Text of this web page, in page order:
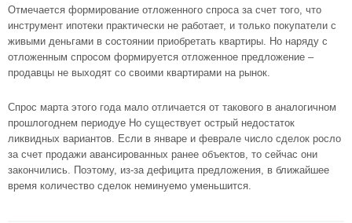
Отмечается формирование отложенного спроса за счет того, что
инструмент ипотеки практически не работает, и только покупатели с
живыми деньгами в состоянии приобретать квартиры. Но наряду с
отложенным спросом формируется отложенное предложение –
продавцы не выходят со своими квартирами на рынок.
Спрос марта этого года мало отличается от такового в аналогичном
прошлогоднем периодуе Но существует острый недостаток
ликвидных вариантов. Если в январе и феврале число сделок росло
за счет продажи авансированных ранее объектов, то сейчас они
закончились. Поэтому, из-за дефицита предложения, в ближайшее
время количество сделок неминуемо уменьшится.